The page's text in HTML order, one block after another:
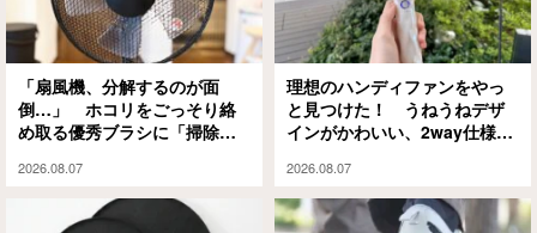
「扇風機、分解するのが面
倒…」 ホコリをごっそり絡
め取る優秀ブラシに「掃除の
2026.08.07
理想のハンディファンをやっ
と見つけた！ うねうねデザ
インがかわいい、2way仕様の
ない夏は無理」
2026.08.07